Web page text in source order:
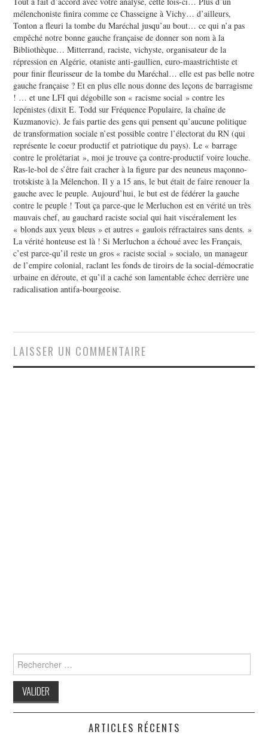
mélenchoniste finira comme ce Chasseigne à Vichy… d’ailleurs,
Tonton a fleuri la tombe du Maréchal jusqu’au bout… ce qui n’a pas
empêché notre bonne gauche française de donner son nom à la
Bibliothèque… Mitterrand, raciste, vichyste, organisateur de la
répression en Algérie, otaniste anti-gaullien, euro-maastrichtiste et
pour finir fleurisseur de la tombe du Maréchal… elle est pas belle notre
gauche française ? Et en plus elle nous donne des leçons de barragisme
! … et une LFI qui dégobille son « racisme social » contre les
lepénistes (dixit E. Todd sur Fréquence Populaire, la chaîne de
Kuzmanovic). Je fais partie des gens qui pensent qu’aucune politique
de transformation sociale n’est possible contre l’électorat du RN (qui
représente le coeur productif et patriotique du pays). Le « barrage
contre le prolétariat », moi je trouve ça contre-productif voire louche.
Ras-le-bol de s’être fait cracher à la figure par des neuneus maçonno-
trotskiste à la Mélenchon. Il y a 15 ans, le but était de faire renouer la
gauche avec le peuple. Aujourd’hui, le but est de fédérer la gauche
contre le peuple ! Tout ça parce-que le Merluchon est en vérité un très
mauvais chef, au gauchard raciste social qui hait viscéralement les
« blonds aux yeux bleus » et autres « gaulois réfractaires sans dents. »
La vérité honteuse est là ! Si Merluchon a échoué avec les Français,
c’est parce-qu’il reste un gros « raciste social » socialo, un manageur
de l’empire colonial, raclant les fonds de tiroirs de la social-démocratie
urbaine en déroute, et qu’il a caché son lamentable échec derrière une
radicalisation antifa-bourgeoise.
LAISSER UN COMMENTAIRE
Search
for:
ARTICLES RÉCENTS